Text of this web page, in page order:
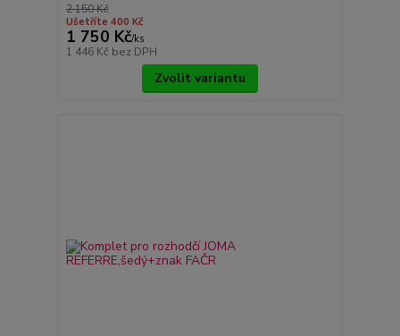
2 150 Kč
Ušetříte 400 Kč
1 750 Kč/ks
1 446 Kč bez DPH
Zvolit variantu